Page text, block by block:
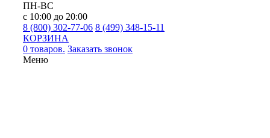
ПН-ВС
с 10:00 до 20:00
8 (800) 302-77-06 8 (499) 348-15-11
КОРЗИНА
0 товаров. Заказать звонок
Меню